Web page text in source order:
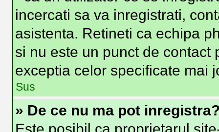
incercati sa va inregistrati,
asistenta. Retineti ca echipa
si nu este un punct de
exceptia celor specificate mai
Sus
» De ce nu ma pot